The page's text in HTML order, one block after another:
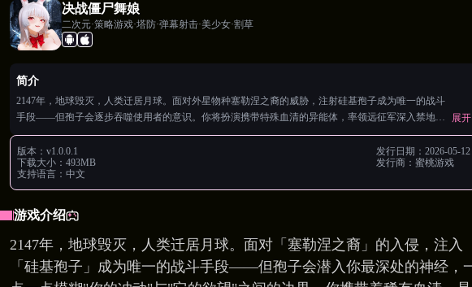
决战僵尸舞娘
二次元·策略游戏·塔防·弹幕射击·美少女·割草
简介
2147年，地球毁灭，人类迁居月球。面对外星物种塞勒涅之裔的威胁，注射硅基孢子成为唯一的战斗
手段——但孢子会逐步吞噬使用者的意识。你将扮演携带特殊血清的异能体，率领远征军深入禁地，
在变异与人性的边界上，揭开月球最深处的惊天秘密。
展开
版本： v1.0.0.1
下载大小： 493MB
支持语言： 中文
发行日期： 2026-05-12
发行商： 蜜桃游戏
游戏介绍
2147年，地球毁灭，人类迁居月球。面对「塞勒涅之裔」的入侵，注入
「硅基孢子」成为唯一的战斗手段——但孢子会潜入你最深处的神经，